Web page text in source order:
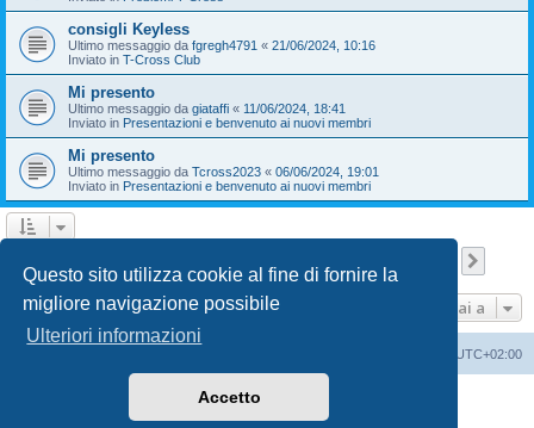
Questo sito utilizza cookie al fine di fornire la
migliore navigazione possibile
Ulteriori informazioni
Accetto
consigli Keyless
Ultimo messaggio da fgregh4791 « 21/06/2024, 10:16
Inviato in T-Cross Club
Mi presento
Ultimo messaggio da giataffi « 11/06/2024, 18:41
Inviato in Presentazioni e benvenuto ai nuovi membri
Mi presento
Ultimo messaggio da Tcross2023 « 06/06/2024, 19:01
Inviato in Presentazioni e benvenuto ai nuovi membri
Vai a
UTC+02:00
phpBB® Forum Software © phpBB Limited
phpBB-Italia.it